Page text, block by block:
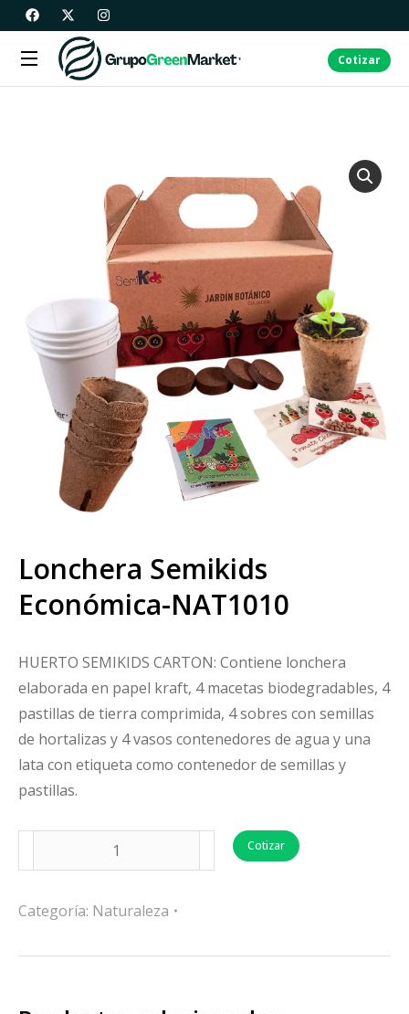
Cotizar
Lonchera Semikids
Económica-NAT1010
HUERTO SEMIKIDS CARTON: Contiene lonchera
elaborada en papel kraft, 4 macetas biodegradables, 4
pastillas de tierra comprimida, 4 sobres con semillas
de hortalizas y 4 vasos contenedores de agua y una
lata con etiqueta como contenedor de semillas y
pastillas.
Cotizar
Categoría: Naturaleza